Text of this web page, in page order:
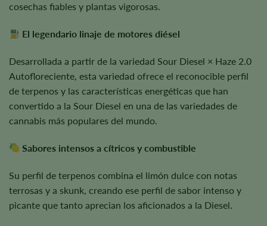
cosechas fiables y plantas vigorosas.
El legendario linaje de motores diésel
Desarrollada a partir de la variedad Sour Diesel × Haze 2.0
Autofloreciente, esta variedad ofrece el reconocible perfil
de terpenos y las características energéticas que han
convertido a la Sour Diesel en una de las variedades de
cannabis más populares del mundo.
Sabores intensos a cítricos y combustible
Su perfil de terpenos combina el limón dulce con notas
terrosas y a skunk, creando ese perfil de sabor intenso y
picante que tanto aprecian los aficionados a la Diesel.